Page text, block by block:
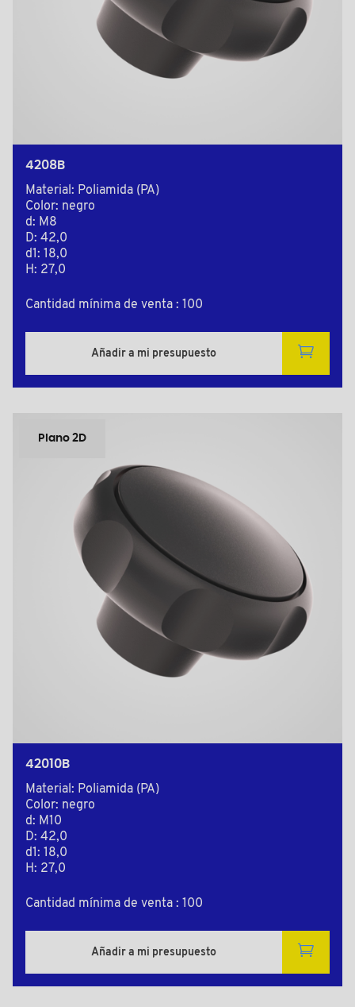
4208B
Material: Poliamida (PA)
Color: negro
d: M8
D: 42,0
d1: 18,0
H: 27,0
Cantidad mínima de venta : 100
Añadir a mi presupuesto
Plano 2D
42010B
Material: Poliamida (PA)
Color: negro
d: M10
D: 42,0
d1: 18,0
H: 27,0
Cantidad mínima de venta : 100
Añadir a mi presupuesto